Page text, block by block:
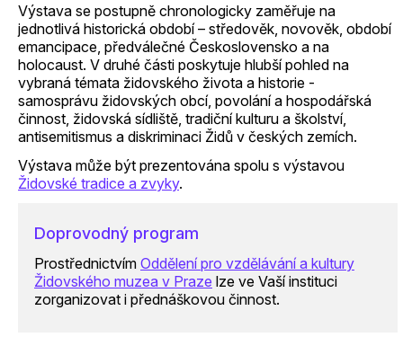
Výstava se postupně chronologicky zaměřuje na
jednotlivá historická období – středověk, novověk, období
emancipace, předválečné Československo a na
holocaust. V druhé části poskytuje hlubší pohled na
vybraná témata židovského života a historie -
samosprávu židovských obcí, povolání a hospodářská
činnost, židovská sídliště, tradiční kulturu a školství,
antisemitismus a diskriminaci Židů v českých zemích.
Výstava může být prezentována spolu s výstavou
Židovské tradice a zvyky.
Doprovodný program
Prostřednictvím Oddělení pro vzdělávání a kultury
Židovského muzea v Praze lze ve Vaší instituci
zorganizovat i přednáškovou činnost.